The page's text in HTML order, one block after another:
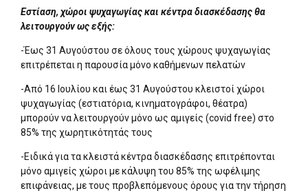
Εστίαση, χώροι ψυχαγωγίας και κέντρα διασκέδασης θα
λειτουργούν ως εξής:
-Έως 31 Αυγούστου σε όλους τους χώρους ψυχαγωγίας
επιτρέπεται η παρουσία μόνο καθήμενων πελατών
-Από 16 Ιουλίου και έως 31 Αυγούστου κλειστοί χώροι
ψυχαγωγίας (εστιατόρια, κινηματογράφοι, θέατρα)
μπορούν να λειτουργούν μόνο ως αμιγείς (covid free) στο
85% της χωρητικότητάς τους
-Ειδικά για τα κλειστά κέντρα διασκέδασης επιτρέπονται
μόνο αμιγείς χώροι με κάλυψη του 85% της ωφέλιμης
επιφάνειας, με τους προβλεπόμενους όρους για την τήρηση